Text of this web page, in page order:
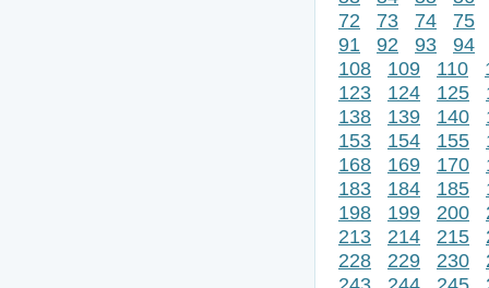
72
73 74
75
91
92 93
94
108
109 110
123
124 125
138
139 140
153
154 155
168
169 170
183
184 185
198
199 200
213
214 215
228
229 230